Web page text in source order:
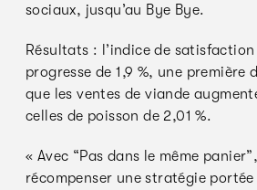
sociaux, jusqu’au Bye Bye.
Résultats : l’indice de
progresse de 1,9 %, une première
que les ventes de viande
celles de poisson de 2,01 %.
« Avec “Pas dans le même
récompenser une stratégie